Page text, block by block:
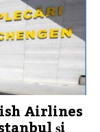
Airlines